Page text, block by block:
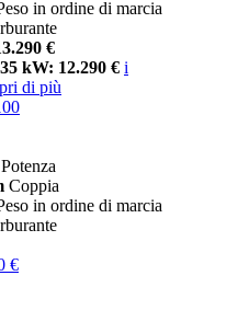
in ordine di marcia
€
kW: 12.290 € i
di più
Potenza
Coppia
in ordine di marcia
€